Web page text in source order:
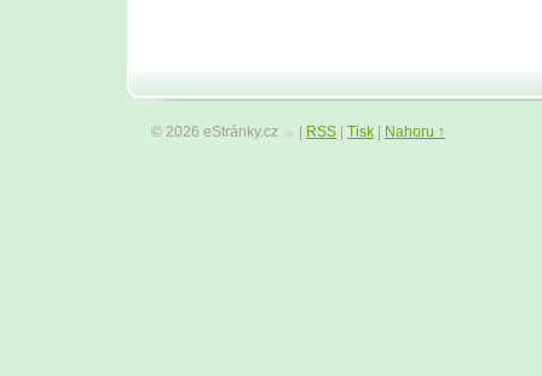
© 2026 eStránky.cz RSS Tisk Nahoru ↑